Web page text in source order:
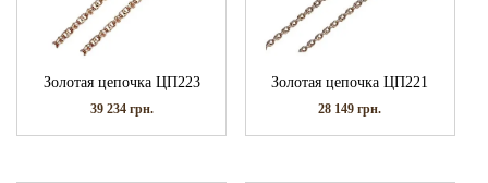
Золотая цепочка ЦП223
39 234 грн.
Золотая цепочка ЦП221
28 149грн.